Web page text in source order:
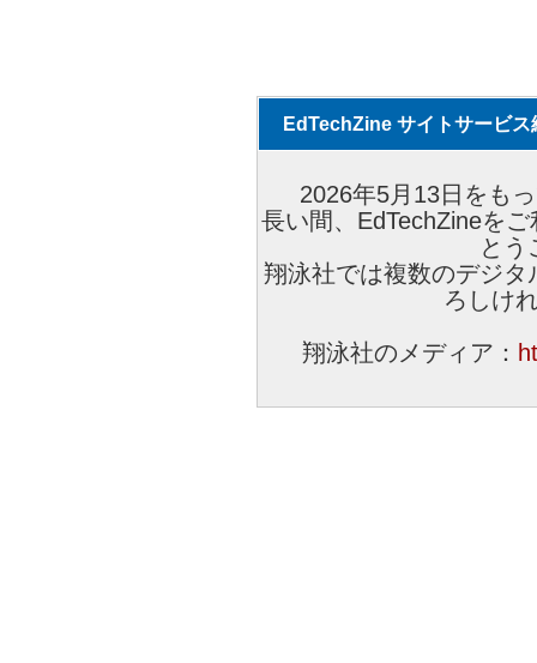
EdTechZine サイトサービス
2026年5月13日をも
長い間、EdTechZineを
とう
翔泳社では複数のデジ
ろしけ
翔泳社のメディア：